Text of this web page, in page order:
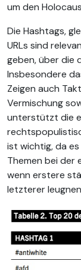
um den
Die Hashtags,
URLs sind
geben, über die
Insbesondere
Zeigen auch
Vermischung
unterstützt die
ist wichtig, da
Themen bei der
wenn erstere
letzterer